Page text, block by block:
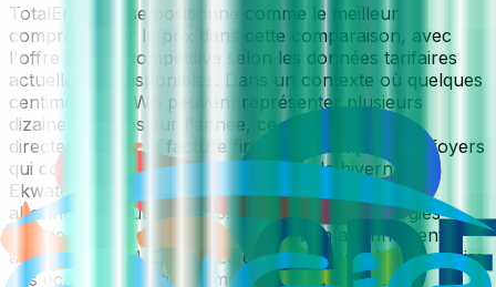
TotalEnergies se positionne comme le meilleur
compromis sur le prix dans cette comparaison, avec
l'offre la plus compétitive selon les données tarifaires
actuellement disponibles. Dans un contexte où quelques
centimes par kWh peuvent représenter plusieurs
dizaines d'euros sur l'année, ce différentiel pèse
directement sur la facture finale, surtout pour les foyers
qui consomment beaucoup en période hivernale.
Ekwateur affiche un prix de 0.2284 €/kWh et un
abonnement autour de 15.48 €/mois; TotalEnergies
affiche un prix de 0.2264 €/kWh et un abonnement
autour de 12.44 €/mois, ce qui permet une lecture claire
des écarts de positionnement entre fournisseurs.